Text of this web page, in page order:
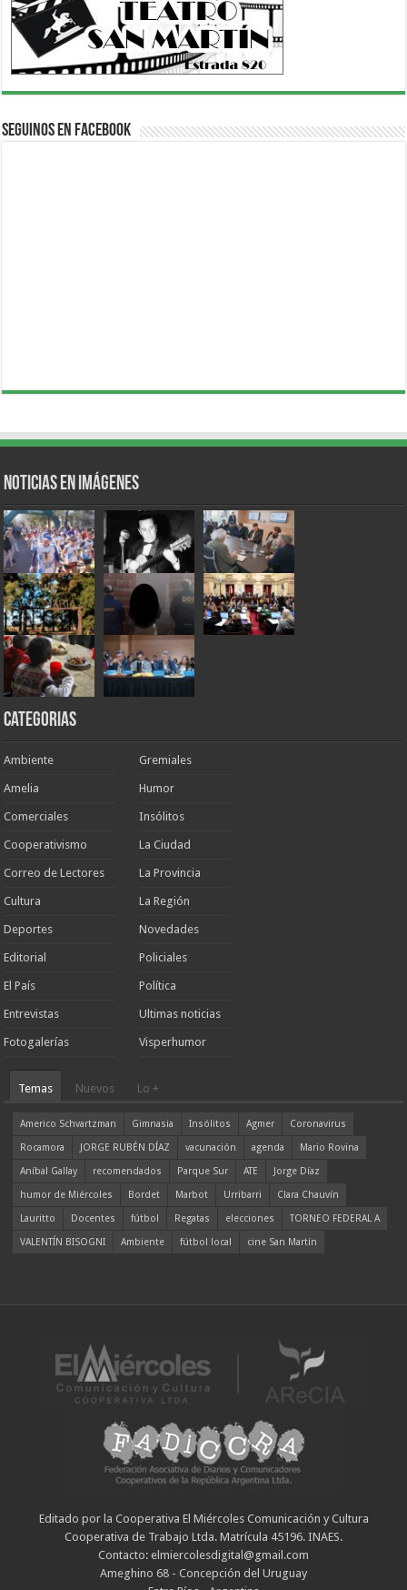
Seguinos en Facebook
Noticias en Imágenes
Categorias
Ambiente
Amelia
Comerciales
Cooperativismo
Correo de Lectores
Cultura
Deportes
Editorial
El País
Entrevistas
Fotogalerías
Gremiales
Humor
Insólitos
La Ciudad
La Provincia
La Región
Novedades
Policiales
Política
Ultimas noticias
Visperhumor
Temas Nuevos Lo +
Americo Schvartzman Gimnasia Insólitos Agmer
Coronavirus
Rocamora
JORGE RUBÉN DÍAZ vacunación agenda
Mario Rovina
Aníbal Gallay
recomendados Parque Sur ATE
Jorge Díaz
humor de Miércoles
Bordet Marbot Urribarri
Clara Chauvín
Lauritto
Docentes fútbol Regatas elecciones
TORNEO FEDERAL A
VALENTÍN BISOGNI
Ambiente fútbol local cine San Martín
Editado por la Cooperativa El Miércoles Comunicación y Cultura
Cooperativa de Trabajo Ltda. Matrícula 45196. INAES.
Contacto: elmiercolesdigital@gmail.com
Ameghino 68 - Concepción del Uruguay